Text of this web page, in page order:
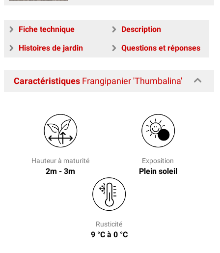
Fiche technique
Description
Histoires de jardin
Questions et réponses
Caractéristiques Frangipanier 'Thumbalina'
Hauteur à maturité
2m - 3m
Exposition
Plein soleil
Rusticité
9 °C à 0 °C